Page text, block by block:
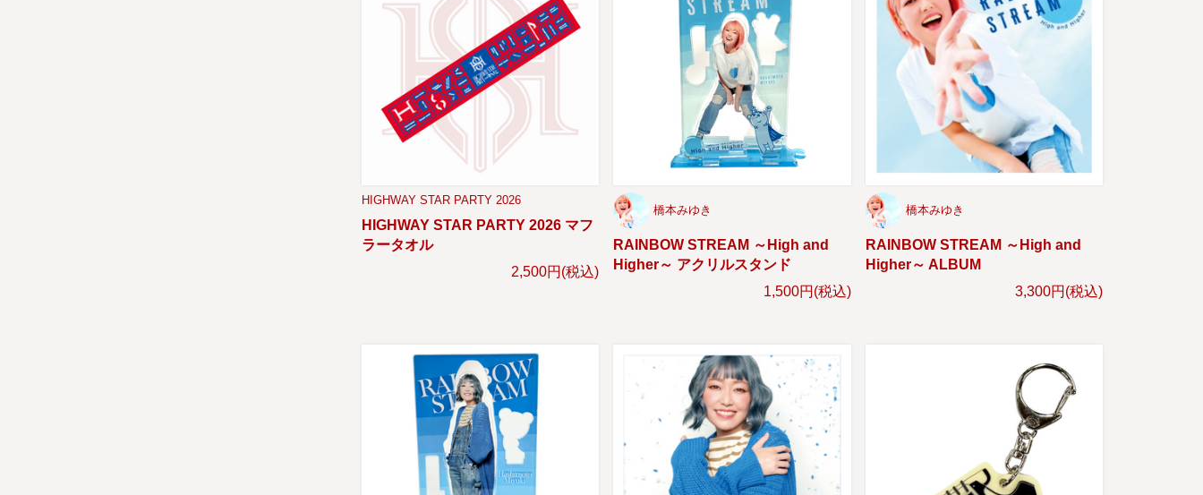
HIGHWAY STAR PARTY 2026
HIGHWAY STAR PARTY 2026 マフ
ラータオル
2,500円(税込)
橋本みゆき
RAINBOW STREAM ～High and
Higher～ アクリルスタンド
1,500円(税込)
橋本みゆき
RAINBOW STREAM ～High and
Higher～ ALBUM
3,300円(税込)